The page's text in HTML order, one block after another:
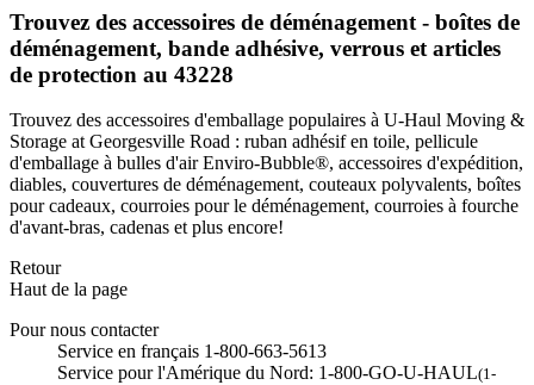
Trouvez des accessoires de déménagement - boîtes de
déménagement, bande adhésive, verrous et articles
de protection au 43228
Trouvez des accessoires d'emballage populaires à U-Haul Moving &
Storage at Georgesville Road : ruban adhésif en toile, pellicule
d'emballage à bulles d'air Enviro-Bubble®, accessoires d'expédition,
diables, couvertures de déménagement, couteaux polyvalents, boîtes
pour cadeaux, courroies pour le déménagement, courroies à fourche
d'avant-bras, cadenas et plus encore!
Retour
Haut de la page
Pour nous contacter
Service en français 1-800-663-5613
Service pour l'Amérique du Nord: 1-800-GO-U-HAUL(1-